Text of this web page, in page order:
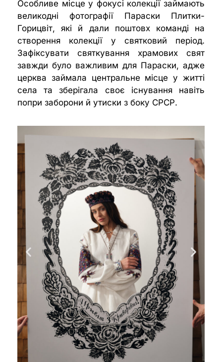
Особливе місце у фокусі колекції займають
великодні фотографії Параски Плитки-
Горицвіт, які й дали поштовх команді на
створення колекції у святковий період.
Зафіксувати святкування храмових свят
завжди було важливим для Параски, адже
церква займала центральне місце у житті
села та зберігала своє існування навіть
попри заборони й утиски з боку СРСР.